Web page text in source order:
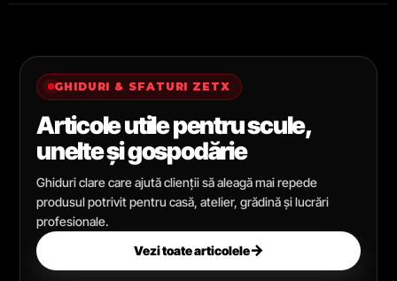
GHIDURI & SFATURI ZETX
Articole utile pentru scule,
unelte și gospodărie
Ghiduri clare care ajută clienții să aleagă mai repede
produsul potrivit pentru casă, atelier, grădină și lucrări
profesionale.
Vezi toate articolele→